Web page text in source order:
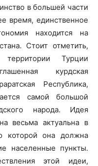
в большей части
время, единственное
находится на
Стоит отметить,
Турции
курдская
Республика,
самой большой
народа. Идея
весьма актуальна в
которой она должна
населенные пункты.
этой идеи,